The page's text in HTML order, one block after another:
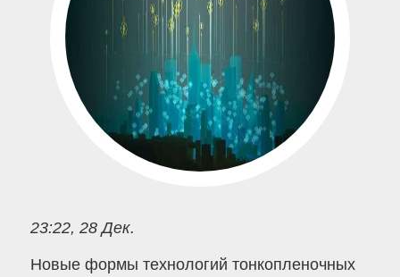
23:22, 28 Дек.
Новые формы технологий тонкопленочных